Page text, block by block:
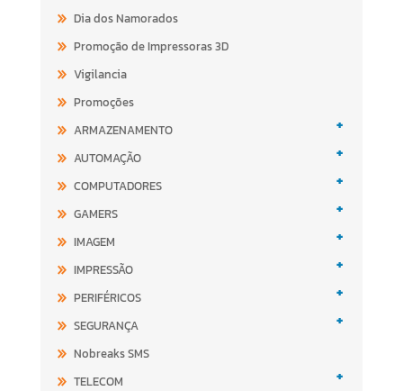
Dia dos Namorados
Promoção de Impressoras 3D
Vigilancia
Promoções
ARMAZENAMENTO
+
AUTOMAÇÃO +
COMPUTADORES +
GAMERS +
IMAGEM +
IMPRESSÃO +
PERIFÉRICOS +
SEGURANÇA +
Nobreaks SMS
TELECOM
+